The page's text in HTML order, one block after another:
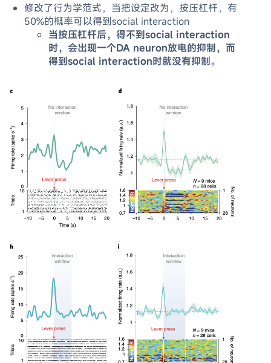
修改了行为学范式，当把设定改为，按压杠杆，有
50%的概率可以得到social interaction
当按压杠杆后，得不到social interaction
时，会出现一个DA neuron放电的抑制，而
得到social interaction时就没有抑制。